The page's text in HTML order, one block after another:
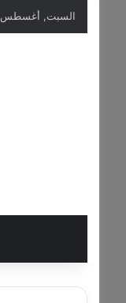
السبت, أغسطس 8 2026